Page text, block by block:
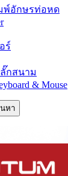
พ์อักษรท่อหด
ร์
ลั๊กสนาม
& Mouse